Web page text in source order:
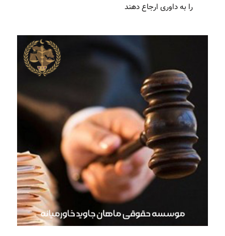
را به داوری ارجاع دهند